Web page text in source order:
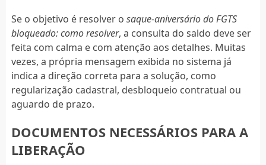
Se o objetivo é resolver o saque-aniversário do FGTS
bloqueado: como resolver, a consulta do saldo deve ser
feita com calma e com atenção aos detalhes. Muitas
vezes, a própria mensagem exibida no sistema já
indica a direção correta para a solução, como
regularização cadastral, desbloqueio contratual ou
aguardo de prazo.
DOCUMENTOS NECESSÁRIOS PARA A
LIBERAÇÃO